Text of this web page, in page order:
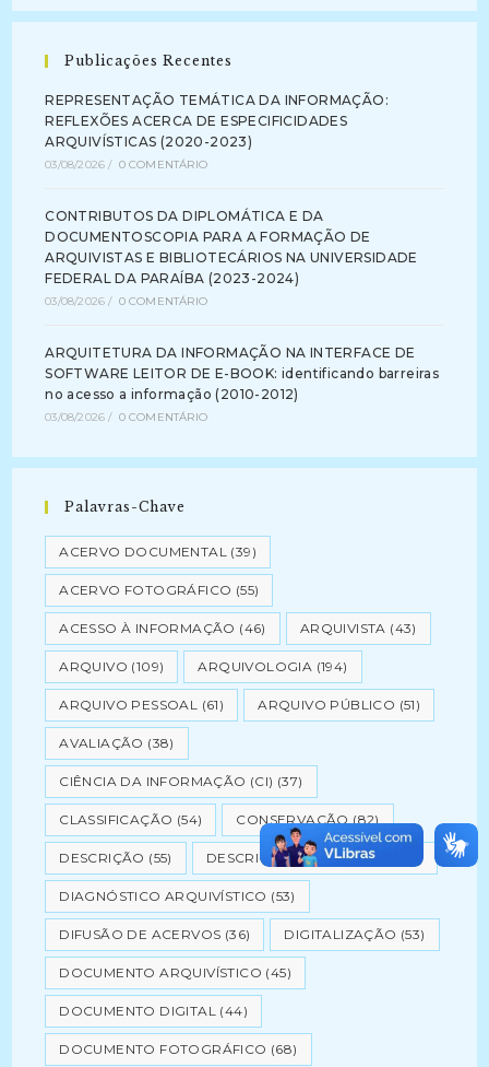
Publicações Recentes
REPRESENTAÇÃO TEMÁTICA DA INFORMAÇÃO:
REFLEXÕES ACERCA DE ESPECIFICIDADES
ARQUIVÍSTICAS (2020-2023)
03/08/2026 / 0 COMENTÁRIO
CONTRIBUTOS DA DIPLOMÁTICA E DA
DOCUMENTOSCOPIA PARA A FORMAÇÃO DE
ARQUIVISTAS E BIBLIOTECÁRIOS NA UNIVERSIDADE
FEDERAL DA PARAÍBA (2023-2024)
03/08/2026 / 0 COMENTÁRIO
ARQUITETURA DA INFORMAÇÃO NA INTERFACE DE
SOFTWARE LEITOR DE E-BOOK: identificando barreiras
no acesso a informação (2010-2012)
03/08/2026 / 0 COMENTÁRIO
Palavras-Chave
ACERVO DOCUMENTAL (39)
ACERVO FOTOGRÁFICO (55)
ACESSO À INFORMAÇÃO (46) ARQUIVISTA (43)
ARQUIVO (109) ARQUIVOLOGIA (194)
ARQUIVO PESSOAL (61) ARQUIVO PÚBLICO (51)
AVALIAÇÃO (38)
CIÊNCIA DA INFORMAÇÃO (CI) (37)
CLASSIFICAÇÃO (54) CONSERVAÇÃO(82)
DESCRIÇÃO (55) DESCRIÇÃO ARQUIVÍSTICA (41)
DIAGNÓSTICO ARQUIVÍSTICO (53)
DIFUSÃO DE ACERVOS (36) DIGITALIZAÇÃO (53)
DOCUMENTO ARQUIVÍSTICO (45)
DOCUMENTO DIGITAL (44)
DOCUMENTO FOTOGRÁFICO (68)